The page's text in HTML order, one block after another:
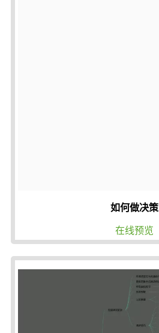
如何做决策
在线预览